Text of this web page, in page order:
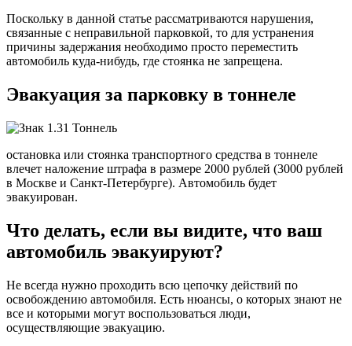
Поскольку в данной статье рассматриваются нарушения,
связанные с неправильной парковкой, то для устранения
причины задержания необходимо просто переместить
автомобиль куда-нибудь, где стоянка не запрещена.
Эвакуация за парковку в тоннеле
остановка или стоянка транспортного средства в тоннеле
влечет наложение штрафа в размере 2000 рублей (3000 рублей
в Москве и Санкт-Петербурге). Автомобиль будет
эвакуирован.
Что делать, если вы видите, что ваш
автомобиль эвакуируют?
Не всегда нужно проходить всю цепочку действий по
освобождению автомобиля. Есть нюансы, о которых знают не
все и которыми могут воспользоваться люди,
осуществляющие эвакуацию.